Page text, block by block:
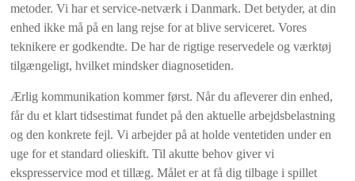
metoder. Vi har et service-netværk i Danmark. Det betyder, at din
enhed ikke må på en lang rejse for at blive serviceret. Vores
teknikere er godkendte. De har de rigtige reservedele og værktøj
tilgængeligt, hvilket mindsker diagnosetiden.
Ærlig kommunikation kommer først. Når du afleverer din enhed,
får du et klart tidsestimat fundet på den aktuelle arbejdsbelastning
og den konkrete fejl. Vi arbejder på at holde ventetiden under en
uge for et standard olieskift. Til akutte behov giver vi
ekspresservice mod et tillæg. Målet er at få dig tilbage i spillet